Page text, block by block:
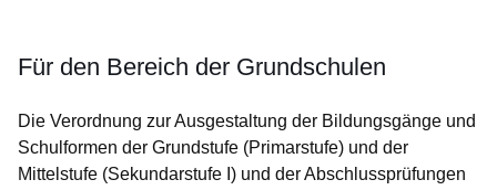
Für den Bereich der Grundschulen
Die Verordnung zur Ausgestaltung der Bildungsgänge und
Schulformen der Grundstufe (Primarstufe) und der
Mittelstufe (Sekundarstufe I) und der Abschlussprüfungen